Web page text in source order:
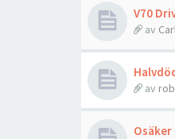
V70
av
av